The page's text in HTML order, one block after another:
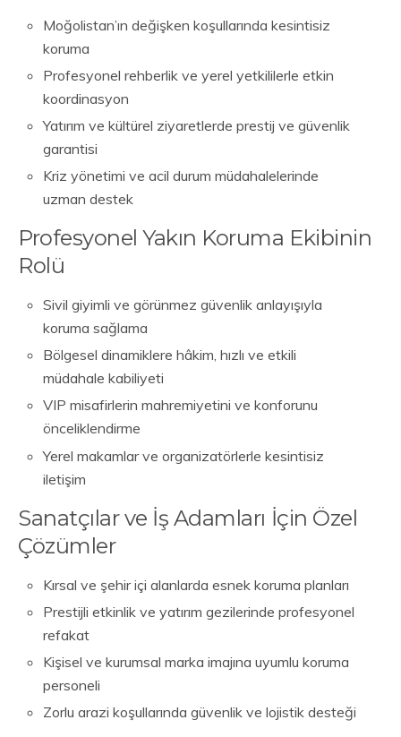
Moğolistan’ın değişken koşullarında kesintisiz
koruma
Profesyonel rehberlik ve yerel yetkililerle etkin
koordinasyon
Yatırım ve kültürel ziyaretlerde prestij ve güvenlik
garantisi
Kriz yönetimi ve acil durum müdahalelerinde
uzman destek
Profesyonel Yakın Koruma Ekibinin
Rolü
Sivil giyimli ve görünmez güvenlik anlayışıyla
koruma sağlama
Bölgesel dinamiklere hâkim, hızlı ve etkili
müdahale kabiliyeti
VIP misafirlerin mahremiyetini ve konforunu
önceliklendirme
Yerel makamlar ve organizatörlerle kesintisiz
iletişim
Sanatçılar ve İş Adamları İçin Özel
Çözümler
Kırsal ve şehir içi alanlarda esnek koruma planları
Prestijli etkinlik ve yatırım gezilerinde profesyonel
refakat
Kişisel ve kurumsal marka imajına uyumlu koruma
personeli
Zorlu arazi koşullarında güvenlik ve lojistik desteği